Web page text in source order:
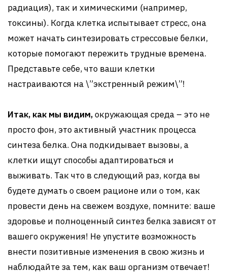
радиация), так и химическими (например,
токсины). Когда клетка испытывает стресс, она
может начать синтезировать стрессовые белки,
которые помогают пережить трудные времена.
Представьте себе, что ваши клетки
настраиваются на \”экстренный режим\”!
Итак, как мы видим,окружающая среда – это не
просто фон, это активный участник процесса
синтеза белка. Она подкидывает вызовы, а
клетки ищут способы адаптироваться и
выживать. Так что в следующий раз, когда вы
будете думать о своем рационе или о том, как
провести день на свежем воздухе, помните: ваше
здоровье и полноценный синтез белка зависят от
вашего окружения! Не упустите возможность
внести позитивные изменения в свою жизнь и
наблюдайте за тем, как ваш организм отвечает!